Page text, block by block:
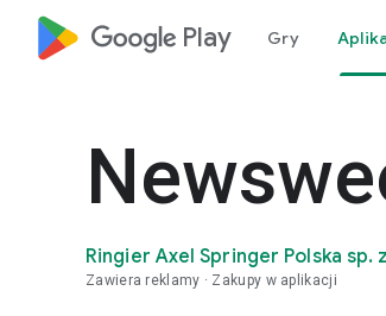
google_logo Play Gry
Ringier Axel Springer Polska sp.
Zawiera reklamy Zakupy w aplikacji